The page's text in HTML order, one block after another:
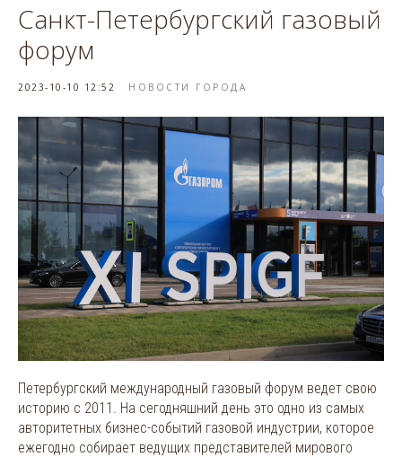
Санкт-Петербургский газовый
форум
2023-10-10 12:52 НОВОСТИ ГОРОДА
Петербургский международный газовый форум ведет свою
историю с 2011. На сегодняшний день это одно из самых
авторитетных бизнес-событий газовой индустрии, которое
ежегодно собирает ведущих представителей мирового